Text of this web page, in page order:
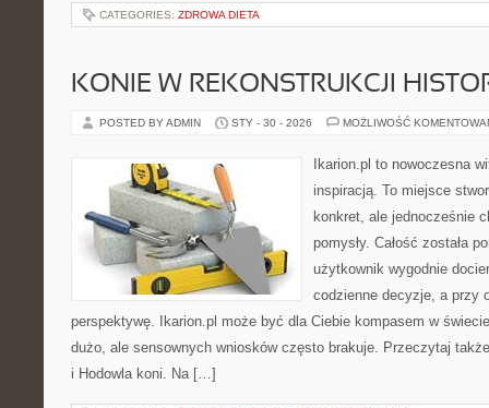
CATEGORIES: ZDROWA DIETA
KONIE W REKONSTRUKCJI
POSTED BY ADMIN STY - 30 - 2026 MOŻLIWOŚĆ
Ikarion.pl to nowoczesna
inspiracją. To miejsce
konkret, ale jednocześnie
pomysły. Całość została
użytkownik wygodnie
codzienne decyzje, a przy
perspektywę. Ikarion.pl może być dla Ciebie kompasem w
dużo, ale sensownych wniosków często brakuje. Przeczytaj
i Hodowla koni. Na […]